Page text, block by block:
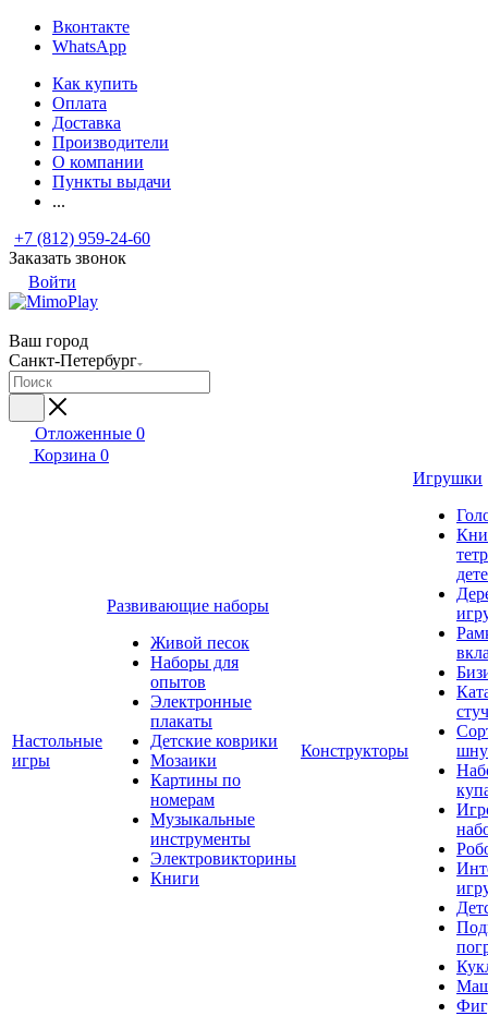
Вконтакте
WhatsApp
Как купить
Оплата
Доставка
Производители
О компании
Пункты выдачи
...
+7 (812) 959-24-60
Заказать звонок
Войти
Ваш город
Санкт-Петербург
Отложенные 0
Корзина 0
Настольные
игры
Развивающие наборы
Живой песок
Наборы для
опытов
Электронные
плакаты
Детские коврики
Мозаики
Картины по
номерам
Музыкальные
инструменты
Электровикторины
Книги
Конструкторы
Игрушки